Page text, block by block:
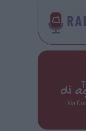
di
Via